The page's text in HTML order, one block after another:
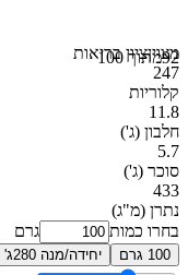
92מתוך 100מצויןציון בריאות
247
קלוריות
11.8
חלבון (ג')
5.7
סוכר (ג')
433
נתרן (מ"ג)
בחרו כמות
גרם
100 גרם יחידה/מנה 280ג'